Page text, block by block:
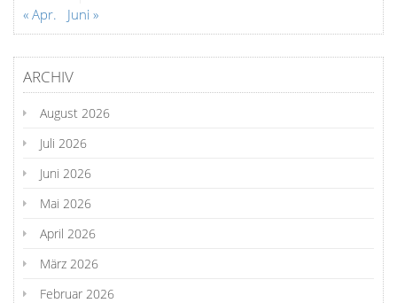
« Apr. Juni »
ARCHIV
August 2026
Juli 2026
Juni 2026
Mai 2026
April 2026
März 2026
Februar 2026